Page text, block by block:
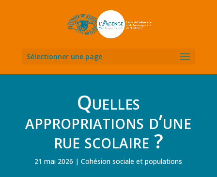
Sélectionner une page
Quelles
appropriations d’une
rue scolaire ?
21 mai 2026 Cohésion sociale et populations